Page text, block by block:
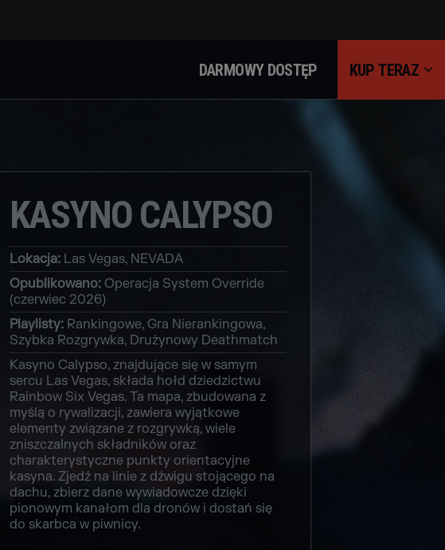
DARMOWY DOSTĘP KUP TERAZ
KASYNO CALYPSO
Lokacja: Las Vegas, NEVADA
Opublikowano: Operacja System Override
(czerwiec 2026)
Playlisty: Rankingowe, Gra Nierankingowa,
Szybka Rozgrywka, Drużynowy Deathmatch
Kasyno Calypso, znajdujące się w samym
sercu Las Vegas, składa hołd dziedzictwu
Rainbow Six Vegas. Ta mapa, zbudowana z
myślą o rywalizacji, zawiera wyjątkowe
elementy związane z rozgrywką, wiele
zniszczalnych składników oraz
charakterystyczne punkty orientacyjne
kasyna. Zjedź na linie z dźwigu stojącego na
dachu, zbierz dane wywiadowcze dzięki
pionowym kanałom dla dronów i dostań się
do skarbca w piwnicy.